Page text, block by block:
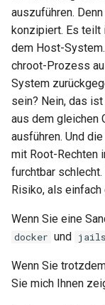
auszuführen.
konzipiert. Es teilt
dem Host-
chroot-Prozess
System
sein? Nein, das
aus dem gleichen
ausführen. Und
mit Root-Rechten
furchtbar
Risiko, als
Wenn Sie eine
docker und jails
Wenn Sie
Sie mich Ihnen